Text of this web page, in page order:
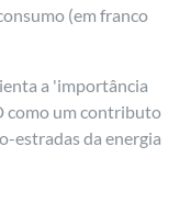
(em franco
a 'importância
como um contributo
estradas da energia